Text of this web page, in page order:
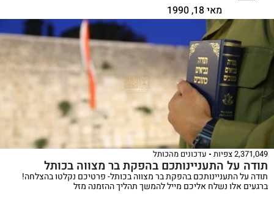
מאי 18, 1990
2,371,049 צפיות עדכונים מהכותל
תודה על התעניינותכם בהפקת בר מצווה בכותל
תודה על התעניינותכם בהפקת בר מצווה בכותל- פרטיכם נקלטו בהצלחה!
ברגעים אלו נשלח אליכם מייל להמשך תהליך ההזמנה מזל